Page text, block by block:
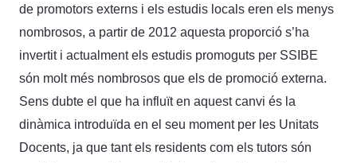
de promotors externs i els estudis locals eren els menys
nombrosos, a partir de 2012 aquesta proporció s’ha
invertit i actualment els estudis promoguts per SSIBE
són molt més nombrosos que els de promoció externa.
Sens dubte el que ha influït en aquest canvi és la
dinàmica introduïda en el seu moment per les Unitats
Docents, ja que tant els residents com els tutors són